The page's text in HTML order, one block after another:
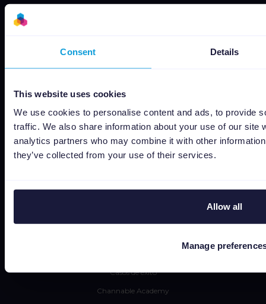
Consent Details
This website uses cookies
We use cookies to personalise content and ads, to provide
traffic. We also share information about your use of our site
analytics partners who may combine it with other
they’ve collected from your use of their services.
Allow all
Manage
Integración de marketplaces
Insights & Analytics
CSS
Editor de imágenes dinámicas
Casos de éxito
Channable Academy